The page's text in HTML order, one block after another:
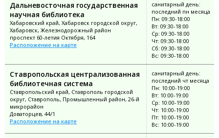
Дальневосточная государственная
научная библиотека
Хабаровский край, Хабаровск городской округ,
Хабаровск, Железнодорожный район
проспект 60-летия Октября, 164
Расположение на карте
санитарный день:
последний пн месяца
Пн: 09:30-18:00
Вт: 09:30-18:00
Ср: 09:30-18:00
Чт: 09:30-18:00
Сб: 09:30-18:00
Вс: 09:30-18:00
Ставропольская централизованная
библиотечная система
Ставропольский край, Ставрополь городской
округ, Ставрополь, Промышленный район, 26-й
микрорайон
Доваторцев, 44/1
Расположение на карте
санитарный день:
последний чт месяца
Пн: 10:00-19:00
Вт: 10:00-19:00
Ср: 10:00-19:00
Чт: 10:00-19:00
Пт: 10:00-19:00
Вс: 10:00-19:00